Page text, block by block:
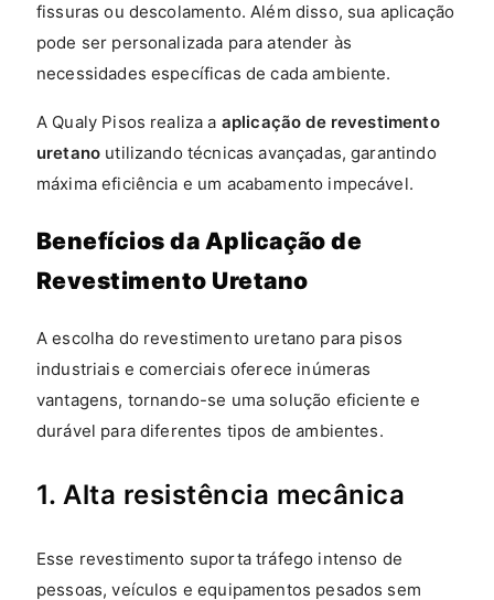
fissuras ou descolamento. Além disso, sua aplicação
pode ser personalizada para atender às
necessidades específicas de cada ambiente.
A Qualy Pisos realiza a aplicação de revestimento
uretano utilizando técnicas avançadas, garantindo
máxima eficiência e um acabamento impecável.
Benefícios da Aplicação de
Revestimento Uretano
A escolha do revestimento uretano para pisos
industriais e comerciais oferece inúmeras
vantagens, tornando-se uma solução eficiente e
durável para diferentes tipos de ambientes.
1. Alta resistência mecânica
Esse revestimento suporta tráfego intenso de
pessoas, veículos e equipamentos pesados sem